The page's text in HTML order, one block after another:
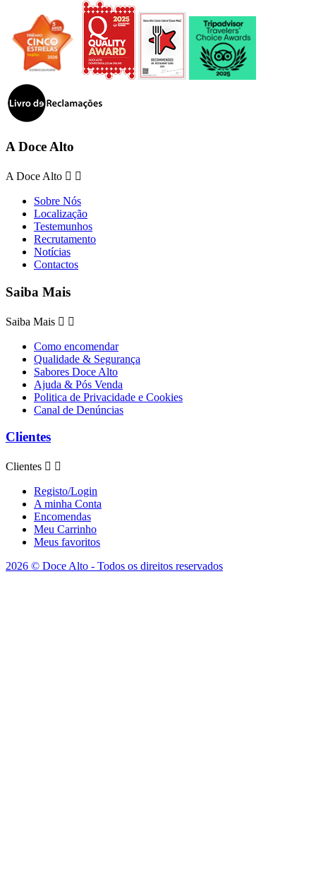
A Doce Alto
A Doce Alto  
Sobre Nós
Localização
Testemunhos
Recrutamento
Notícias
Contactos
Saiba Mais
Saiba Mais  
Como encomendar
Qualidade & Segurança
Sabores Doce Alto
Ajuda & Pós Venda
Politica de Privacidade e Cookies
Canal de Denúncias
Clientes
Clientes  
Registo/Login
A minha Conta
Encomendas
Meu Carrinho
Meus favoritos
2026 © Doce Alto - Todos os direitos reservados